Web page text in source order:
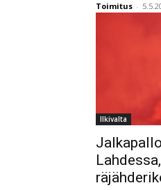
Toimitus -
Ilkivalta